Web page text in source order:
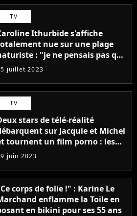
TV
Ithurbide s'affiche
nue sur une plage
: "je ne pensais pas que
à le faire..."
juillet 2023
TV
stars de télé-réalité
sur Jacquie et Michel
tournent un film porno : les
images du tournage
(exclu)
juin 2023
corps de folie !" : Karine Le
enflamme la Toile en
en bikini pour ses 55 ans